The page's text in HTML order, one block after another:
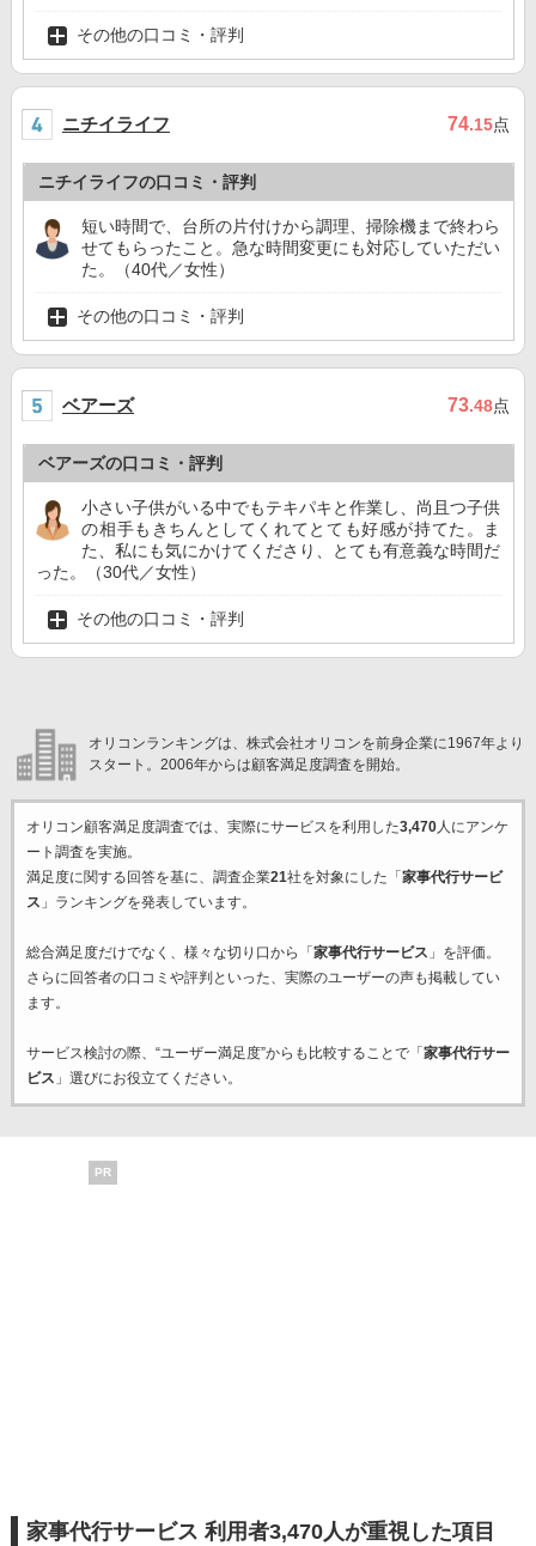
その他の口コミ・評判
ニチイライフ 74.15点
ニチイライフの口コミ・評判
短い時間で、台所の片付けから調理、掃除機まで終わら
せてもらったこと。急な時間変更にも対応していただい
た。（40代／女性）
その他の口コミ・評判
ベアーズ 73.48点
ベアーズの口コミ・評判
小さい子供がいる中でもテキパキと作業し、尚且つ子供
の相手もきちんとしてくれてとても好感が持てた。ま
た、私にも気にかけてくださり、とても有意義な時間だ
った。（30代／女性）
その他の口コミ・評判
オリコンランキングは、株式会社オリコンを前身企業に1967年より
スタート。2006年からは顧客満足度調査を開始。
オリコン顧客満足度調査では、実際にサービスを利用した3,470人にアンケ
ート調査を実施。
満足度に関する回答を基に、調査企業21社を対象にした「 家事代行サービ
ス 」ランキングを発表しています。
総合満足度だけでなく、様々な切り口から「 家事代行サービス 」を評価。
さらに回答者の口コミや評判といった、実際のユーザーの声も掲載してい
ます。
サービス検討の際、“ユーザー満足度”からも比較することで「 家事代行サー
ビス 」選びにお役立てください。
PR
家事代行サービス 利用者3,470人が重視した項目